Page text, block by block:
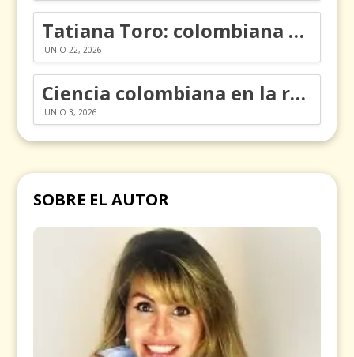
Tatiana Toro: colombiana que cambió la historia de las matemáticas
JUNIO 22, 2026
Ciencia colombiana en la revolución de los órganos en chips
JUNIO 3, 2026
SOBRE EL AUTOR